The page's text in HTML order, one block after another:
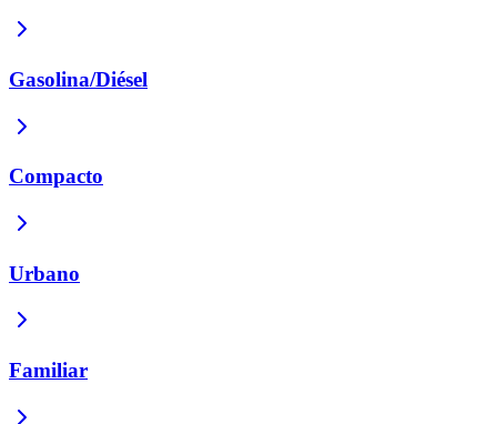
Gasolina/Diésel
Compacto
Urbano
Familiar